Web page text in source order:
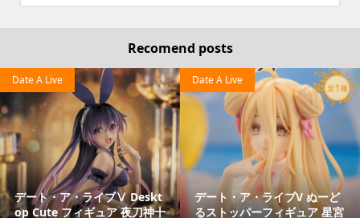
Recomend posts
デート・ア・ライブⅤ Deskt
op Cute フィギュア 夜刀神十
Date A Live
デート・ア・ライブV ぬーど
るストッパーフィギュア 星宮
Date A Live